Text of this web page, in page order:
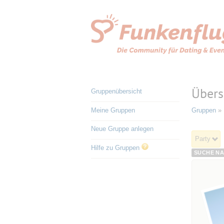
Gruppenübersicht
Meine Gruppen
Neue Gruppe anlegen
Hilfe zu Gruppen
Gruppen»
Party
SUCHE